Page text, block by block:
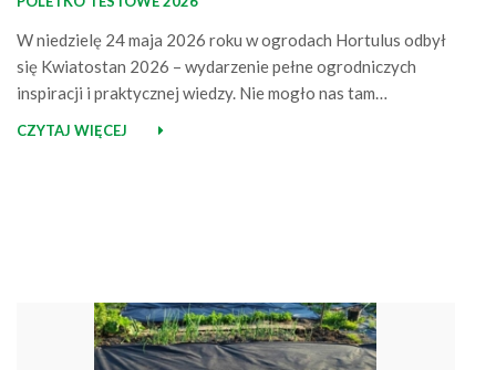
W niedzielę 24 maja 2026 roku w ogrodach Hortulus odbył
się Kwiatostan 2026 – wydarzenie pełne ogrodniczych
inspiracji i praktycznej wiedzy. Nie mogło nas tam
inspiracje Jako Agrimpex pojawiliśmy się na wydarzeniu z
CZYTAJ WIĘCEJ